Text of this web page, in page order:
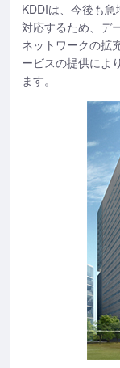
KDDIは、今後も
対応するため、デ
ネットワークの拡
ービスの提供によ
ます。